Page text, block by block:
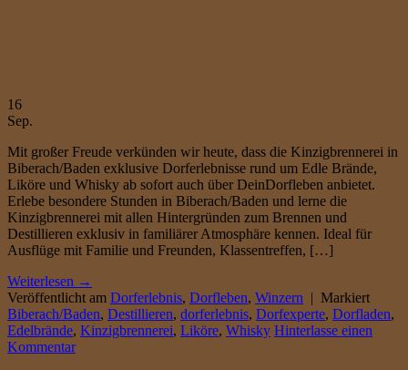
16
Sep.
Mit großer Freude verkünden wir heute, dass die Kinzigbrennerei in
Biberach/Baden exklusive Dorferlebnisse rund um Edle Brände,
Liköre und Whisky ab sofort auch über DeinDorfleben anbietet.
Erlebe besondere Stunden in Biberach/Baden und lerne die
Kinzigbrennerei mit allen Hintergründen zum Brennen und
Destillieren exklusiv in familiärer Atmosphäre kennen. Ideal für
Ausflüge mit Familie und Freunden, Klassentreffen, […]
Weiterlesen →
Veröffentlicht am Dorferlebnis, Dorfleben, Winzern | Markiert
Biberach/Baden, Destillieren, dorferlebnis, Dorfexperte, Dorfladen,
Edelbrände, Kinzigbrennerei, Liköre, Whisky Hinterlasse einen
Kommentar